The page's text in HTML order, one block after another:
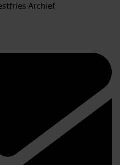
Archief